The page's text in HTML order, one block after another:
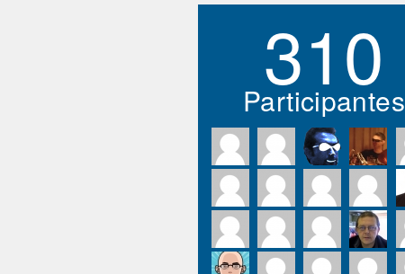
310
Participantes